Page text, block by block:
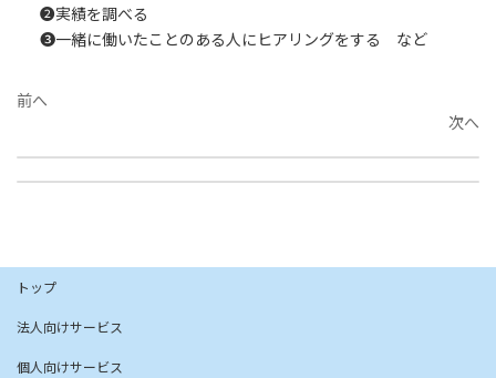
❷実績を調べる
❸一緒に働いたことのある人にヒアリングをする など
前へ
次へ
79.マネジメントのマネジメント--組織が生き残り繁栄するか、それとも消滅するか
トップ
法人向けサービス
個人向けサービス